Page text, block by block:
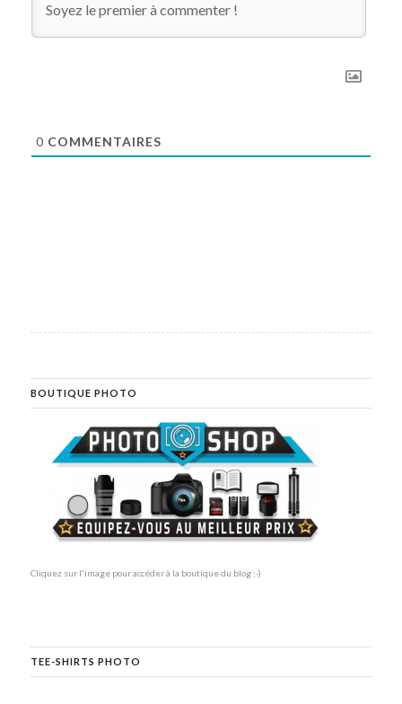
0 COMMENTAIRES
BOUTIQUE PHOTO
Cliquez sur l'image pour accéder à la boutique du blog ;-)
TEE-SHIRTS PHOTO